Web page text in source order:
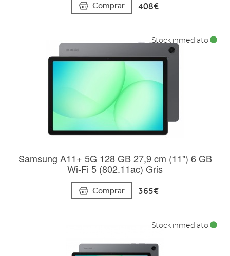
Comprar 408€
Samsung A11+ 5G 128 GB 27,9 cm (11") 6 GB
Wi-Fi 5 (802.11ac) Gris
Comprar 365€
Stock inmediato
Stock inmediato